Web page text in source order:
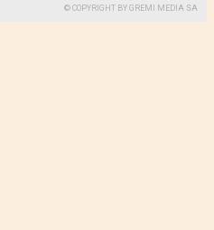
© COPYRIGHT BY GREMI MEDIA SA